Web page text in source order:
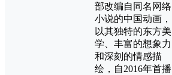
部改编自同名网络
小说的中国动画，
以其独特的东方美
学、丰富的想象力
和深刻的情感描
绘，自2016年首播